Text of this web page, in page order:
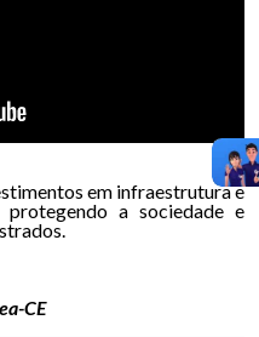
em infraestrutura e
protegendo a sociedade e
CE